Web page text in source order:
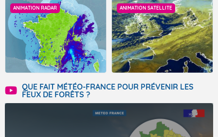
ANIMATION RADAR ANIMATION SATELLITE
QUE FAIT MÉTÉO-FRANCE POUR PRÉVENIR LES
FEUX DE FORÊTS ?